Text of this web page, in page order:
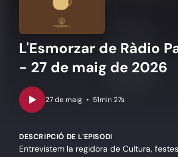
L'Esmorzar de Ràdio
- 27 de maig de 2026
• 51min 27s
DESCRIPCIÓ DE L'EPISODI
Entrevistem la regidora de Cultura,